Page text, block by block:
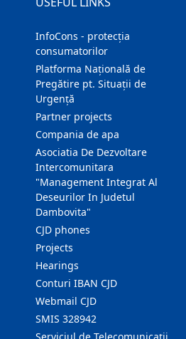
InfoCons - protecția
consumatorilor
Platforma Națională de
Pregătire pt. Situații de
Urgență
Partner projects
Compania de apa
Asociatia De Dezvoltare
Intercomunitara
"Management Integrat Al
Deseurilor In Judetul
Dambovita"
CJD phones
Projects
Hearings
Conturi IBAN CJD
Webmail CJD
SMIS 328942